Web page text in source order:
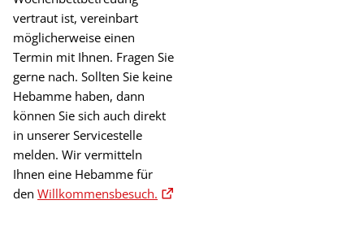
vertraut ist, vereinbart
möglicherweise einen
Termin mit Ihnen. Fragen Sie
gerne nach. Sollten Sie keine
Hebamme haben, dann
können Sie sich auch direkt
in unserer Servicestelle
melden. Wir vermitteln
Ihnen eine Hebamme für
den Willkommensbesuch.